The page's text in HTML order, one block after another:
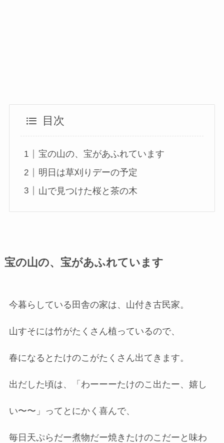
目次
宝の山の、宝があふれています
明日は草刈りデーの予定
山で見つけた桜と茶の木
宝の山の、宝があふれています
今暮らしている田舎の家は、山付き古民家。
山すそには竹がたくさん植っているので、
春になるとたけのこがたくさん出てきます。
出だした頃は、「わーーーたけのこ出たー、嬉し
い〜〜」ってとにかく喜んで、
毎日天ぷらだー煮物だー焼きたけのこだーと味わ